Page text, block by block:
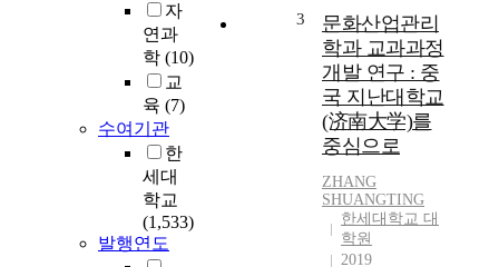
자
연과
학 (10)
교
육 (7)
수여기관
한
세대
학교
(1,533)
발행연도
3
문화산업관리
학과 교과과정
개발 연구 : 중
국 지난대학교
(济南大学)를
중심으로
ZHANG
SHUANGTING
한세대학교 대
학원
2019